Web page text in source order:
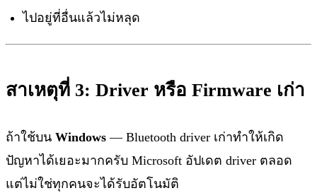
ไปอยู่ที่อื่นแล้วไม่หลุด
สาเหตุที่ 3: Driver หรือ Firmware เก่า
ถ้าใช้บน Windows — Bluetooth driver เก่าทำให้เกิด
ปัญหาได้เยอะมากครับ Microsoft อัปเดต driver ตลอด
แต่ไม่ใช่ทุกคนจะได้รับอัตโนมัติ